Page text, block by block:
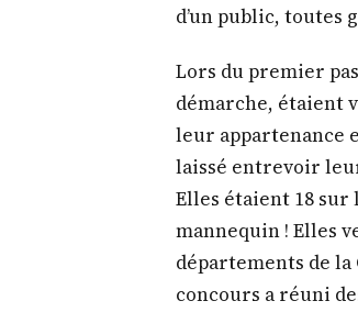
d’un public, toutes
Lors du premier
démarche, étaient
leur appartenance
laissé entrevoir
Elles étaient 18 sur
mannequin ! Elles
départements de la
concours a réuni